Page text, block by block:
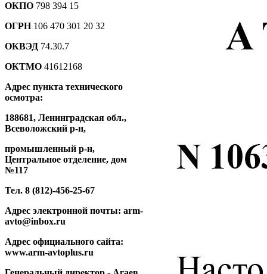
ОКПО 798 394 15
ОГРН 106 470 301 20 32
ОКВЭД 74.30.7
ОКТМО 41612168
Адрес пункта технического
осмотра:
188681, Ленинградская обл.,
Всеволожский р-н,
промышленный р-н,
Центральное отделение, дом
№117
Тел. 8 (812)-456-25-67
Адрес электронной почты: arm-
avto@inbox.ru
Адрес официального сайта:
www.arm-avtoplus.ru